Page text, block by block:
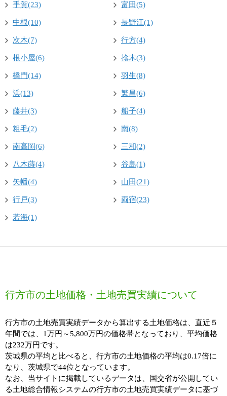
手賀(23) 富田(5)
中根(10) 長野江(1)
次木(7) 行方(4)
根小屋(6) 捻木(3)
橋門(14) 羽生(8)
浜(13) 繁昌(6)
藤井(3) 船子(4)
粗毛(2) 南(8)
南高岡(6) 三和(2)
八木蒔(4) 谷島(1)
矢幡(4) 山田(21)
行戸(3) 両宿(23)
若海(1)
行方市の土地価格・土地売買実績について
行方市の土地売買実績データから算出する土地価格は、直近５
年間では、1万円～5,800万円の価格帯となっており、平均価格
は232万円です。
茨城県の平均と比べると、行方市の土地価格の平均は0.17倍に
なり、茨城県で44位となっています。
なお、当サイトに掲載しているデータは、国交省が公開してい
る土地総合情報システムの行方市の土地売買実績データに基づ